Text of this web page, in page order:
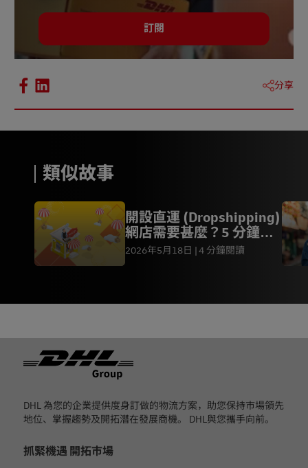
訂閱
分享
類似故事
開設直運 (Dropshipping)
網店需要甚麼？5 分鐘快
速了解要點
2026年5月18日 4 分鐘閱讀
DHL 為您的企業提供度身訂做的物流方案，助您保持市場領先
地位、掌握趨勢及開拓潛在發展商機。 DHL與您攜手向前。
抓緊機遇 開拓市場